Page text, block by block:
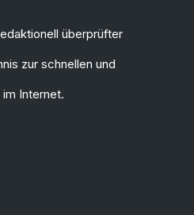
überprüfter
zur schnellen und
Internet.